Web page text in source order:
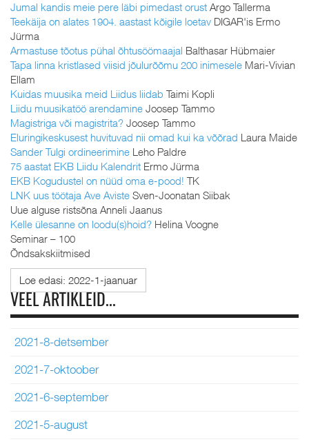
Jumal kandis meie pere läbi pimedast orust Argo Tallerma
Teekäija on alates 1904. aastast kõigile loetav DIGAR'is Ermo
Jürma
Armastuse tõotus pühal õhtusöömaajal Balthasar Hübmaier
Tapa linna kristlased viisid jõulurõõmu 200 inimesele Mari-Vivian
Ellam
Kuidas muusika meid Liidus liidab Taimi Kopli
Liidu muusikatöö arendamine Joosep Tammo
Magistriga või magistrita? Joosep Tammo
Eluringikeskusest huvituvad nii omad kui ka võõrad Laura Maide
Sander Tulgi ordineerimine Leho Paldre
75 aastat EKB Liidu Kalendrit Ermo Jürma
EKB Kogudustel on nüüd oma e-pood! TK
LNK uus töötaja Ave Aviste Sven-Joonatan Siibak
Uue alguse ristsõna Anneli Jaanus
Kelle ülesanne on loodu(s)hoid? Helina Voogne
Seminar – 100
Õndsakskiitmised
Loe edasi: 2022-1-jaanuar
VEEL ARTIKLEID...
2021-8-detsember
2021-7-oktoober
2021-6-september
2021-5-august